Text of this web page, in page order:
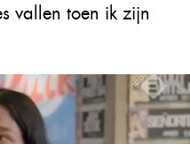
vallen toen ik zijn